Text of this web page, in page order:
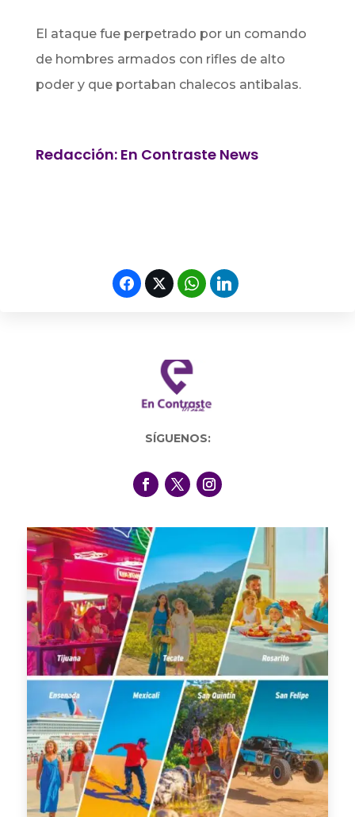
El ataque fue perpetrado por un comando
de hombres armados con rifles de alto
poder y que portaban chalecos antibalas.
Redacción: En Contraste News
SÍGUENOS: